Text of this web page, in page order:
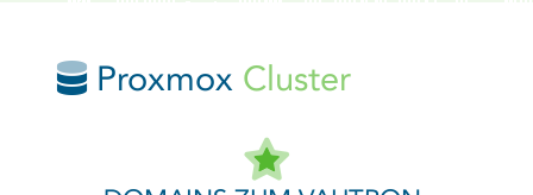
Proxmox Cluster